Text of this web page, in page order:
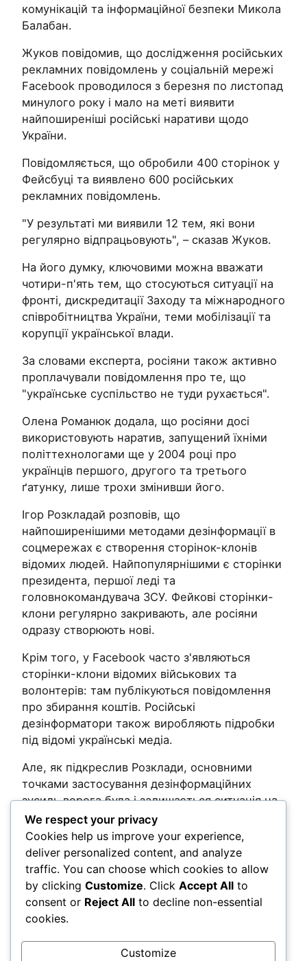
комунікацій та інформаційної безпеки Микола
Балабан.
Жуков повідомив, що дослідження російських
рекламних повідомлень у соціальній мережі
Facebook проводилося з березня по листопад
минулого року і мало на меті виявити
найпоширеніші російські наративи щодо
України.
Повідомляється, що обробили 400 сторінок у
Фейсбуці та виявлено 600 російських
рекламних повідомлень.
"У результаті ми виявили 12 тем, які вони
регулярно відпрацьовують", – сказав Жуков.
На його думку, ключовими можна вважати
чотири-п'ять тем, що стосуються ситуації на
фронті, дискредитації Заходу та міжнародного
співробітництва України, теми мобілізації та
корупції української влади.
За словами експерта, росіяни також активно
проплачували повідомлення про те, що
"українське суспільство не туди рухається".
Олена Романюк додала, що росіяни досі
використовують наратив, запущений їхніми
політтехнологами ще у 2004 році про
українців першого, другого та третього
ґатунку, лише трохи змінивши його.
Ігор Розкладай розповів, що
найпоширенішими методами дезінформації в
соцмережах є створення сторінок-клонів
відомих людей. Найпопулярнішими є сторінки
президента, першої леді та
головнокомандувача ЗСУ. Фейкові сторінки-
клони регулярно закривають, але росіяни
одразу створюють нові.
Крім того, у Facebook часто з'являються
сторінки-клони відомих військових та
волонтерів: там публікуються повідомлення
про збирання коштів. Російські
дезінформатори також виробляють підробки
під відомі українські медіа.
Але, як підкреслив Розклади, основними
точками застосування дезінформаційних
зусиль ворога була і залишається ситуація на
фронті.
Post Views: 130
Comments
LEAVE A REPLY
We respect your privacy
Cookies help us improve your experience,
deliver personalized content, and analyze
traffic. You can choose which cookies to allow
by clicking Customize. Click Accept All to
consent or Reject All to decline non-essential
cookies.
Customize